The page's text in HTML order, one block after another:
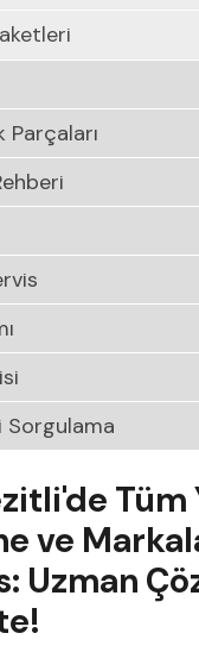
Parçaları
Tüm
ve
Uzman